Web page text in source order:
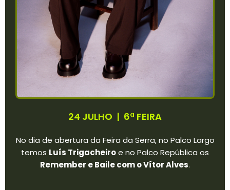
24 JULHO | 6ª FEIRA
No dia de abertura da Feira da Serra, no Palco Largo
temos Luís Trigacheiroe no Palco República os
Remember e Baile com o Vítor Alves.